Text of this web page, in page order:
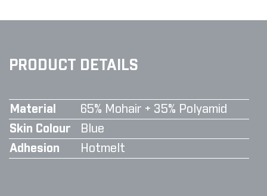
PRODUCT DETAILS
Material
65% Mohair + 35% Polyamid
Skin Colour
Blue
Adhesion
Hotmelt